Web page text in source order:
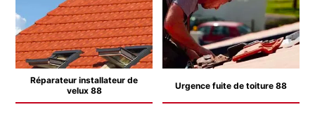
Réparateur installateur de
velux 88
Urgence fuite de toiture 88